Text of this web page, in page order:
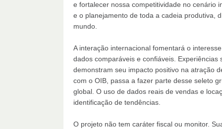
e fortalecer nossa competitividade no cenário
e o planejamento de toda a cadeia produtiva,
mundo.
A interação internacional fomentará o
dados comparáveis e confiáveis.
demonstram seu impacto positivo na atração
com o OIB, passa a fazer parte desse seleto
global. O uso de dados reais de vendas e
identificação de tendências.
O projeto não tem caráter fiscal ou monitor.